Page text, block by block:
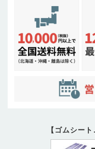
【ゴムシー